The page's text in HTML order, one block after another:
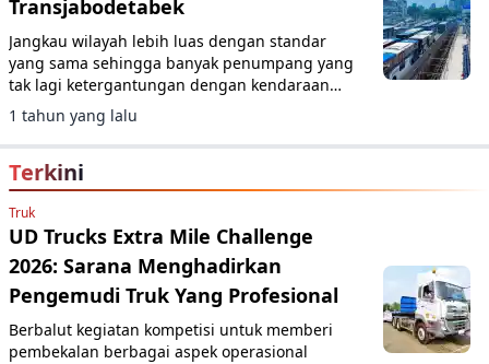
Transjabodetabek
Jangkau wilayah lebih luas dengan standar
yang sama sehingga banyak penumpang yang
tak lagi ketergantungan dengan kendaraan
pribadi.
1 tahun yang lalu
Terkini
Truk
UD Trucks Extra Mile Challenge
2026: Sarana Menghadirkan
Pengemudi Truk Yang Profesional
Berbalut kegiatan kompetisi untuk memberi
pembekalan berbagai aspek operasional